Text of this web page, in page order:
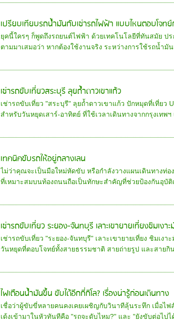
เปรียบเทียบรถน้ำมันกับเช่ารถไฟฟ้า แบบไหนตอบโจท
ยุคนี้ใครๆ ก็พูดถึงรถยนต์ไฟฟ้า ด้วยเทคโนโลยีที่ทันสมัย ป
ตามมาเสมอว่า หากต้องใช้งานจริง ระหว่างการใช้รถน้ำมั
เช่ารถขับเที่ยวสระบุรี ลุยถ้ำดาวเขาแก้ว
เช่ารถขับเที่ยว "สระบุรี" ลุยถ้ำดาวเขาแก้ว ปักหมุดที่เที่ยว
สำหรับวันหยุดเสาร์-อาทิตย์ ที่ใช้เวลาเดินทางจากกรุงเทพฯ
เทคนิคขับรถให้อยู่กลางเลน
ไม่ว่าคุณจะเป็นมือใหม่หัดขับ หรือกำลังวางแผนเดินทางท่อ
ที่เหมาะสมบนท้องถนนถือเป็นทักษะสำคัญที่ช่วยป้องกันอุบัติ
เช่ารถขับเที่ยว ระยอง-จันทบุรี เลาะเขายายเที่ยงชิมเง
เช่ารถขับเที่ยว "ระยอง-จันทบุรี" เลาะเขายายเที่ยง ชิมเ
วันหยุดที่ตอบโจทย์ทั้งสายธรรมชาติ สายถ่ายรูป และสาย
ไฟเตือนน้ำมันขึ้น ขับได้อีกกี่กิโล? เรื่องน่ารู้ก่อนเดินทาง
เชื่อว่าผู้ขับขี่หลายคนคงเคยเผชิญกับวินาทีลุ้นระทึก เมื่อ
เด้งเข้ามาในหัวทันทีคือ "รถจะดับไหม?" และ "ยังขับต่อไปไ